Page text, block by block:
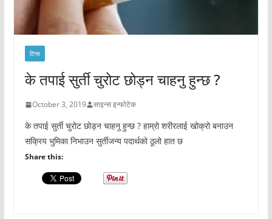
टिप्स
के तपाई सुर्ती चुरोट छोड्न चाहनु हुन्छ ?
October 3, 2019 साइन्स इन्फोटेक
के तपाई सुर्ती चुरोट छोड्न चाहनु हुन्छ ? हाम्रो शरीरलाई खोक्रो बनाउन
सक्रिय भुमिका निभाउन सुर्तीजन्य पदार्थको ठूलो हात छ
Share this: